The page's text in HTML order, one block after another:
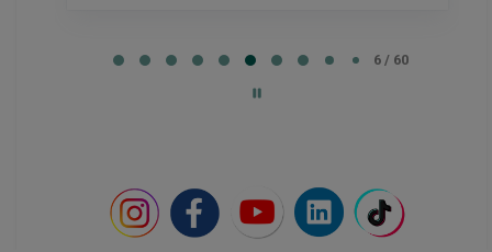
7 / 60